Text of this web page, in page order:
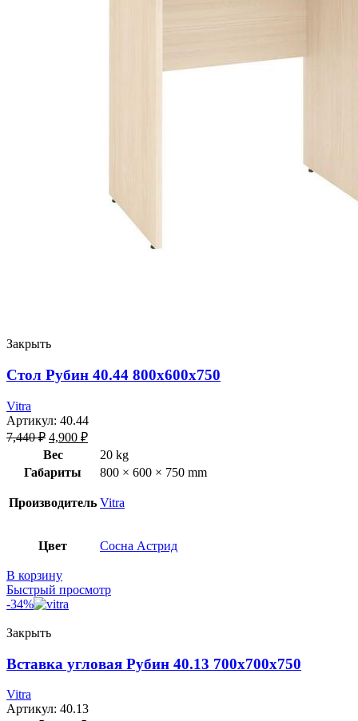
Закрыть
Стол Рубин 40.44 800х600х750
Vitra
Артикул: 40.44
7,440₽ 4,900 ₽
Вес
20 kg
Габариты
800 × 600 × 750 mm
Производитель Vitra
Цвет Сосна Астрид
В корзину
Быстрый просмотр
-34%
Закрыть
Вставка угловая Рубин 40.13 700х700х750
Vitra
Артикул: 40.13